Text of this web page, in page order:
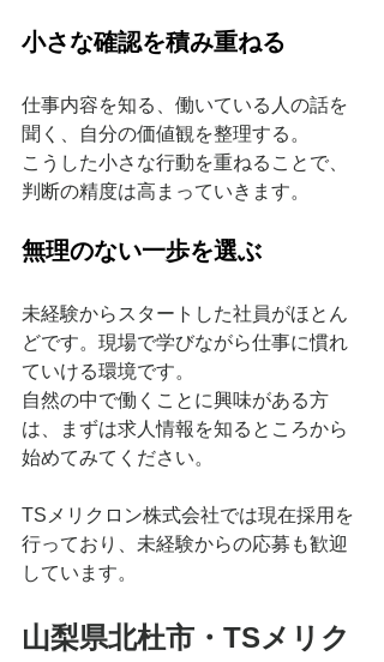
小さな確認を積み重ねる
仕事内容を知る、働いている人の話を
聞く、自分の価値観を整理する。
こうした小さな行動を重ねることで、
判断の精度は高まっていきます。
無理のない一歩を選ぶ
未経験からスタートした社員がほとん
どです。現場で学びながら仕事に慣れ
ていける環境です。
自然の中で働くことに興味がある方
は、まずは求人情報を知るところから
始めてみてください。
TSメリクロン株式会社では現在採用を
行っており、未経験からの応募も歓迎
しています。
山梨県北杜市・TSメリク